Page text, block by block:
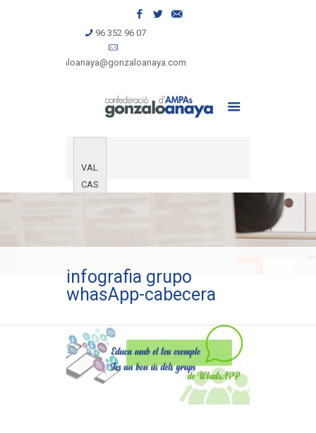
96 352 96 07
gonzaloanaya@gonzaloanaya.com
VAL
CAS
infografia grupo
whasApp-cabecera